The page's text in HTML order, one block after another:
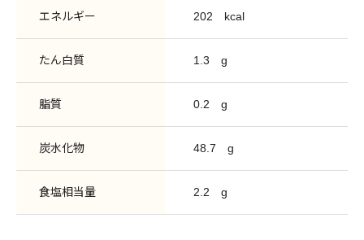
エネルギー 202 kcal
たん白質 1.3 g
脂質 0.2 g
炭水化物 48.7 g
食塩相当量 2.2 g